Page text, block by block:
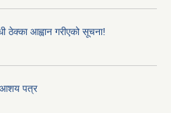
ठेक्का आह्वान गरीएको सूचना!
आशय पत्र